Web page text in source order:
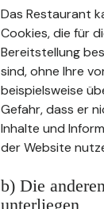
Das Restaurant
Cookies, die für
Bereitstellung
sind, ohne Ihre
beispielsweise
Gefahr, dass er
Inhalte und
der Website
b) Die
unterliegen